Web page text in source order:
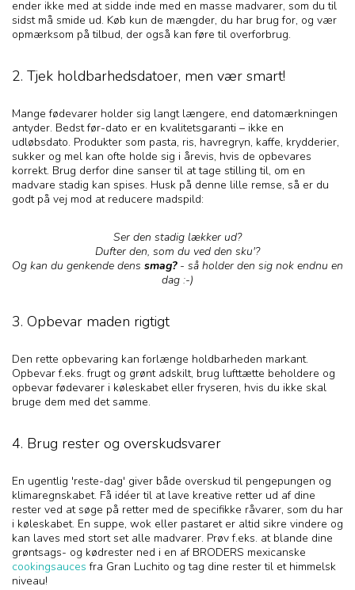
ender ikke med at sidde inde med en masse madvarer, som du til
sidst må smide ud. Køb kun de mængder, du har brug for, og vær
opmærksom på tilbud, der også kan føre til overforbrug.
2. Tjek holdbarhedsdatoer, men vær smart!
Mange fødevarer holder sig langt længere, end datomærkningen
antyder. Bedst før-dato er en kvalitetsgaranti – ikke en
udløbsdato. Produkter som pasta, ris, havregryn, kaffe, krydderier,
sukker og mel kan ofte holde sig i årevis, hvis de opbevares
korrekt. Brug derfor dine sanser til at tage stilling til, om en
madvare stadig kan spises. Husk på denne lille remse, så er du
godt på vej mod at reducere madspild:
Ser den stadig lækker ud?
Dufter den, som du ved den sku'?
Og kan du genkende dens smag?- så holder den sig nok endnu en
dag :-)
3. Opbevar maden rigtigt
Den rette opbevaring kan forlænge holdbarheden markant.
Opbevar f.eks. frugt og grønt adskilt, brug lufttætte beholdere og
opbevar fødevarer i køleskabet eller fryseren, hvis du ikke skal
bruge dem med det samme.
4. Brug rester og overskudsvarer
En ugentlig 'reste-dag' giver både overskud til pengepungen og
klimaregnskabet. Få idéer til at lave kreative retter ud af dine
rester ved at søge på retter med de specifikke råvarer, som du har
i køleskabet. En suppe, wok eller pastaret er altid sikre vindere og
kan laves med stort set alle madvarer. Prøv f.eks. at blande dine
grøntsags- og kødrester ned i en af BRODERS mexicanske
cookingsauces fra Gran Luchito og tag dine rester til et himmelsk
niveau!